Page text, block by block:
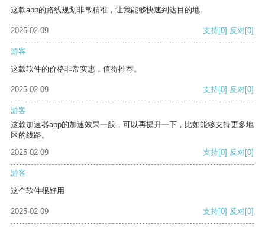
这款app的路线规划非常精准，让我能够快速到达目的地。
2025-02-09 支持[0] 反对[0]
游客
这款软件的价格非常实惠，值得推荐。
2025-02-09 支持[0] 反对[0]
游客
这款加速器app的加速效果一般，可以再提升一下，比如能够支持更多地
区的线路。
2025-02-09
支持[0] 反对[0]
游客
这个软件很好用
2025-02-09 支持[0] 反对[0]